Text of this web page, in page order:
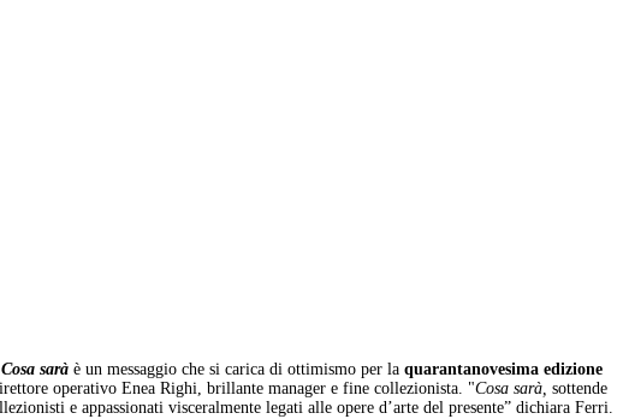
Cosa sarà è un messaggio che si carica di ottimismo per la quarantanovesima edizione
operativo Enea Righi, brillante manager e fine collezionista. "Cosa sarà, sottende
e appassionati visceralmente legati alle opere d’arte del presente” dichiara Ferri.